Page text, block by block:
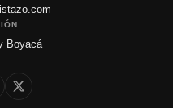
Boyacá